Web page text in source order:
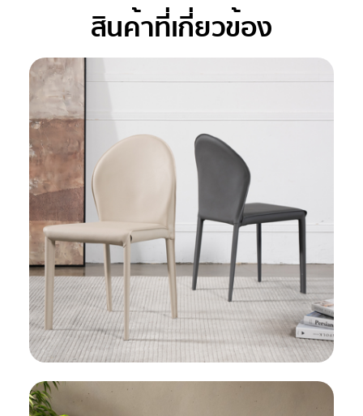
สินค้าที่เกี่ยวข้อง